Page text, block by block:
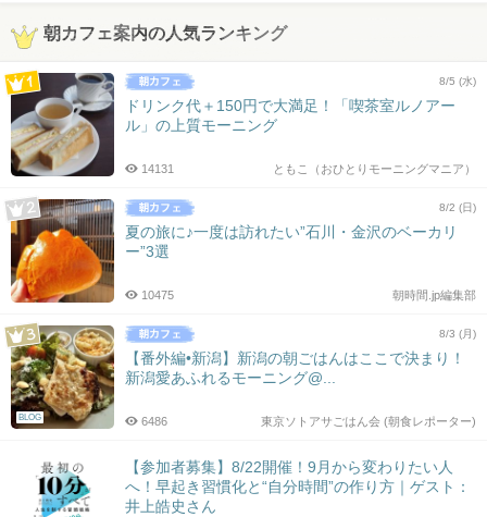
朝カフェ案内の人気ランキング
8/5 (水)
ドリンク代＋150円で大満足！「喫茶室ルノアー
ル」の上質モーニング
ともこ（おひとりモーニングマニア）
14131
8/2 (日)
夏の旅に♪一度は訪れたい”石川・金沢のベーカリ
ー”3選
朝時間.jp編集部
10475
BLOG
8/3 (月)
【番外編•新潟】新潟の朝ごはんはここで決まり！
新潟愛あふれるモーニング@...
東京ソトアサごはん会 (朝食レポーター)
6486
【参加者募集】8/22開催！9月から変わりたい人
へ！早起き習慣化と“自分時間”の作り方｜ゲスト：
井上皓史さん